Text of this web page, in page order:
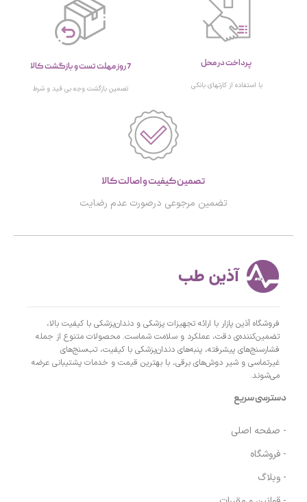
پرداخت در محل
با استفاده از کارتهای بانکی
7 روز مهلت تست و بازگشت کالا
تصمین بازگشت وجه بی قید و شرط
تصمین کیفیت و اصالت کالا
تضمین مرجوعی درصورت عدم رضایت
فروشگاه آذین پازار با ارائه تجهیزات پزشکی و دندان‌پزشکی با کیفیت بالا،
تضمین‌کننده‌ی دقت، عملکرد و سلامت شماست. محصولات متنوع از جمله
فشارسنج‌های پیشرفته، پنبه‌های دندان‌پزشکی با کیفیت، تب‌سنج‌های
غیرتماسی و شیر دوش‌های برقی، با بهترین قیمت و خدمات پشتیبانی عرضه
می‌شوند.
دسترسی سریع
- صفحه اصلی
- فروشگاه
- وبلاگ